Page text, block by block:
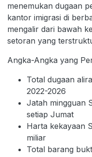
menemukan dugaan
kantor imigrasi di
mengalir dari bawah
setoran yang
Angka-Angka yang
Total dugaan
2022-2026
Jatah mingguan
setiap Jumat
Harta kekayaan
miliar
Total barang